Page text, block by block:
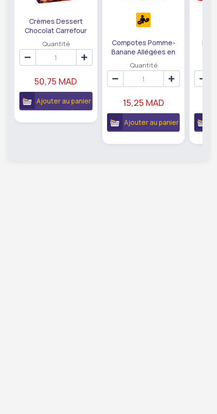
Crèmes Dessert
Chocolat Carrefour
4x85g
Quantité
50,75 MAD
Ajouter au panier
Compotes Pomme-
Banane Allégées en
Sucres Carrefour
4x100g
Quantité
15,25 MAD
Ajouter au panier